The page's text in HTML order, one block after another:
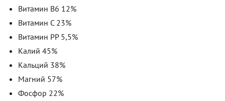
Витамин В6 12%
Витамин С 23%
Витамин РР 5,5%
Калий 45%
Кальций 38%
Магний 57%
Фосфор 22%